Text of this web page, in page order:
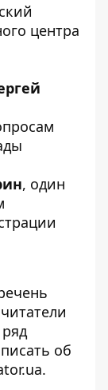
центра
, один
об
.